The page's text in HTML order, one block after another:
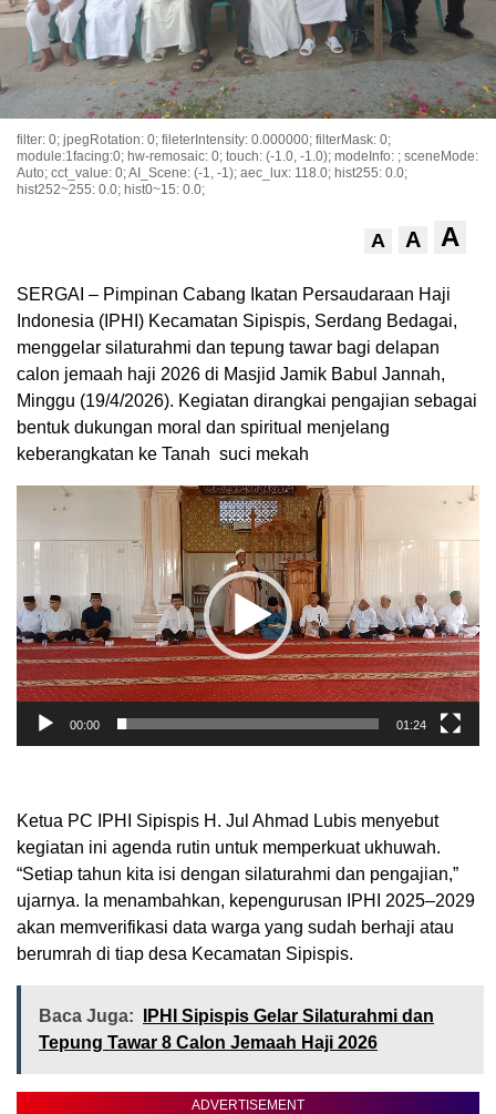
filter: 0; jpegRotation: 0; fileterIntensity: 0.000000; filterMask: 0;
module:1facing:0; hw-remosaic: 0; touch: (-1.0, -1.0); modeInfo: ; sceneMode:
Auto; cct_value: 0; AI_Scene: (-1, -1); aec_lux: 118.0; hist255: 0.0;
hist252~255: 0.0; hist0~15: 0.0;
A A A
SERGAI – Pimpinan Cabang Ikatan Persaudaraan Haji
Indonesia (IPHI) Kecamatan Sipispis, Serdang Bedagai,
menggelar silaturahmi dan tepung tawar bagi delapan
calon jemaah haji 2026 di Masjid Jamik Babul Jannah,
Minggu (19/4/2026). Kegiatan dirangkai pengajian sebagai
bentuk dukungan moral dan spiritual menjelang
keberangkatan ke Tanah suci mekah
Pemutar
00:00 01:24
Ketua PC IPHI Sipispis H. Jul Ahmad Lubis menyebut
kegiatan ini agenda rutin untuk memperkuat ukhuwah.
“Setiap tahun kita isi dengan silaturahmi dan pengajian,”
ujarnya. Ia menambahkan, kepengurusan IPHI 2025–2029
akan memverifikasi data warga yang sudah berhaji atau
berumrah di tiap desa Kecamatan Sipispis.
Baca Juga:
IPHI Sipispis Gelar Silaturahmi dan
Tepung Tawar 8 Calon Jemaah Haji 2026
ADVERTISEMENT